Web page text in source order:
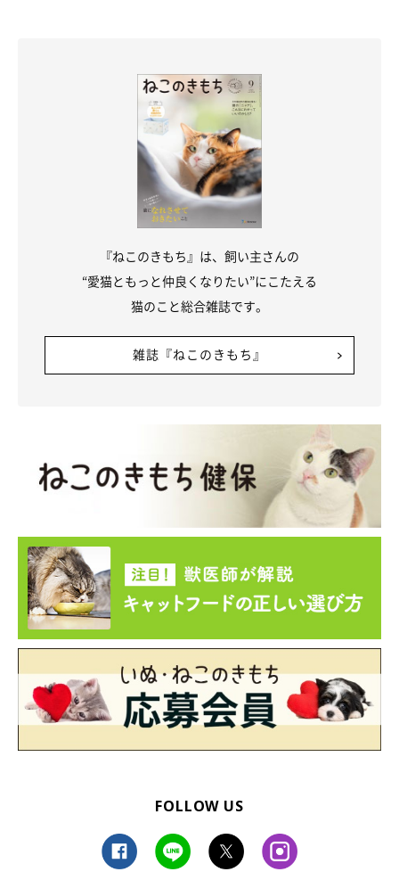
思ったよりも甘えん坊、さみしがりやだった
ねこのきもち投稿写真ギャラリー
1年程度は定期的に疲れ果てていました」
「思ったよりも構って欲しがりなコだったので、構って！
遊んで！の要求鳴きがすごかった。できる限り相手をする
『ねこのきもち』は、飼い主さんの
“愛猫ともっと仲良くなりたい”にこたえる
猫のこと総合雑誌です。
雑誌『ねこのきもち』
FOLLOW US